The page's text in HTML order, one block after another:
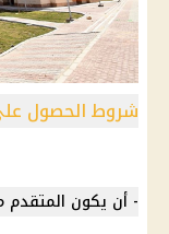
شروط الحصول
- أن يكون